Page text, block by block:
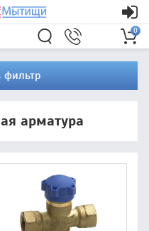
0
фильтр
арматура